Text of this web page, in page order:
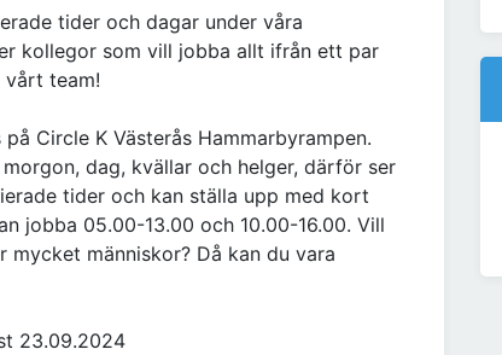
tider och dagar under våra
kollegor som vill jobba allt ifrån ett par
team!
Circle K Västerås Hammarbyrampen.
dag, kvällar och helger, därför ser
tider och kan ställa upp med kort
jobba 05.00-13.00 och 10.00-16.00. Vill
människor? Då kan du vara
23.09.2024